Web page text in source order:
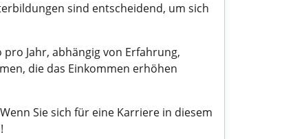
sind entscheidend, um sich
Jahr, abhängig von Erfahrung,
die das Einkommen erhöhen
Sie sich für eine Karriere in diesem